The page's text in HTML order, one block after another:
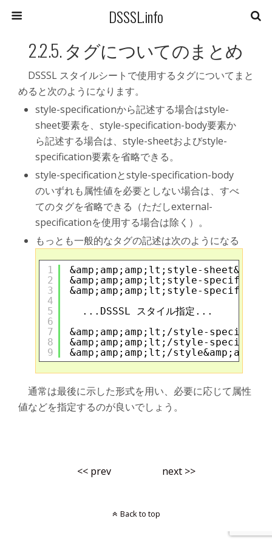
DSSSL.info
2.2.5. タグについてのまとめ
DSSSL スタイルシートで使用するタグについてまと
めると次のようになります。
style-specificationから記述する場合はstyle-
sheet要素を、style-specification-body要素か
ら記述する場合は、style-sheetおよびstyle-
specification要素を省略できる。
style-specificationとstyle-specification-body
のいずれも属性値を必要としない場合は、すべ
てのタグを省略できる（ただしexternal-
specificationを使用する場合は除く）。
もっとも一般的なタグの記述は次のようになる
1
2
3
4
5
6
7
8
9
&amp;amp;amp;lt;style-
&amp;amp;amp;lt;style-
&amp;amp;amp;lt;style-
...DSSSL スタイル指定...
&amp;amp;amp;lt;/style-
&amp;amp;amp;lt;/style-
&amp;amp;amp;lt;/
通常は最後に示した形式を用い、必要に応じて属性
値などを指定するのが良いでしょう。
<< prev next >>
Back to top